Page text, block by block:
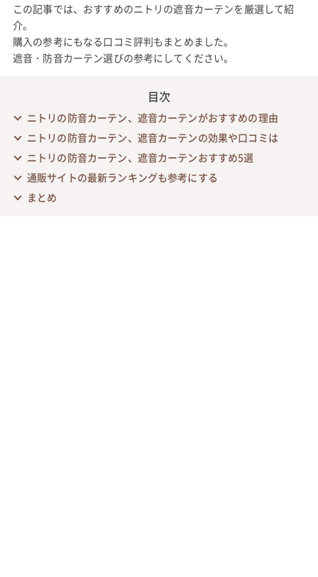
この記事では、おすすめのニトリの遮音カーテンを厳選して紹
介。
購入の参考にもなる口コミ評判もまとめました。
遮音・防音カーテン選びの参考にしてください。
目次
ニトリの防音カーテン、遮音カーテンがおすすめの理由
ニトリの防音カーテン、遮音カーテンの効果や口コミは
ニトリの防音カーテン、遮音カーテンおすすめ5選
通販サイトの最新ランキングも参考にする
まとめ